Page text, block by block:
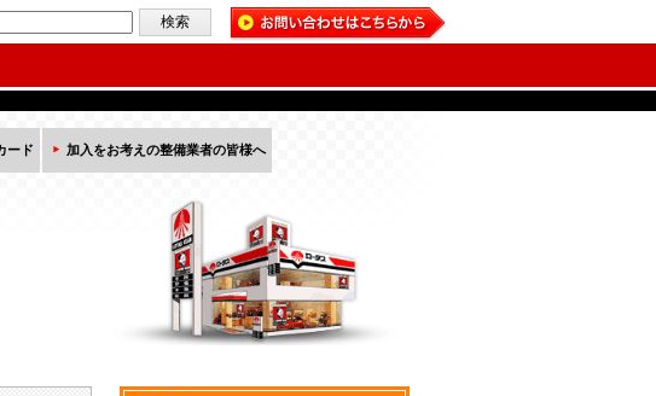
ード 加入をお考えの整備業者の皆様へ